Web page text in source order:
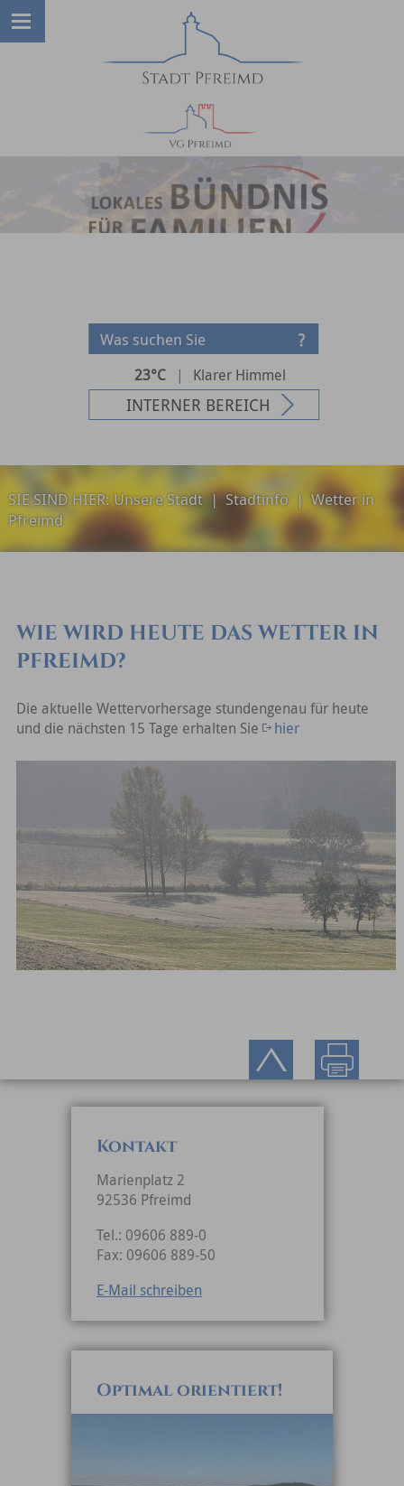
23°C | Klarer Himmel
INTERNER BEREICH
SIE SIND HIER:Unsere Stadt|Stadtinfo|Wetter in
Pfreimd
WIE WIRD HEUTE DAS WETTER IN
PFREIMD?
Die aktuelle Wettervorhersage stundengenau für heute
und die nächsten 15 Tage erhalten Sie
hier
Kontakt
Marienplatz 2
92536 Pfreimd
Tel.: 09606 889-0
Fax: 09606 889-50
E-Mail schreiben
Optimal orientiert!